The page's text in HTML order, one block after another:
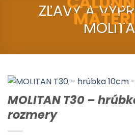
ZĽAVY A
MOLITAN T30 –
rozmery